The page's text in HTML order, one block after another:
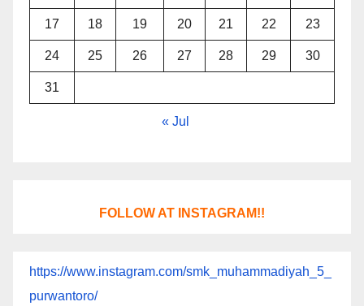
17 18 19 20 21 22 23
24 25 26 27 28 29 30
31
« Jul
FOLLOW AT INSTAGRAM!!
https://www.instagram.com/smk_muhammadiyah_5_
purwantoro/